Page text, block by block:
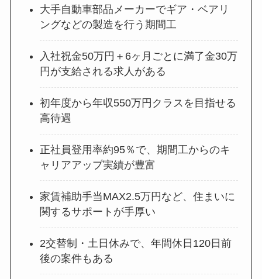
大手自動車部品メーカーでギア・ベアリ
ングなどの製造を行う期間工
入社祝金50万円＋6ヶ月ごとに満了金30万
円が支給される求人がある
初年度から年収550万円クラスを目指せる
高待遇
正社員登用率約95％で、期間工からのキ
ャリアアップ実績が豊富
家賃補助手当MAX2.5万円など、住まいに
関するサポートが手厚い
2交替制・土日休みで、年間休日120日前
後の案件もある